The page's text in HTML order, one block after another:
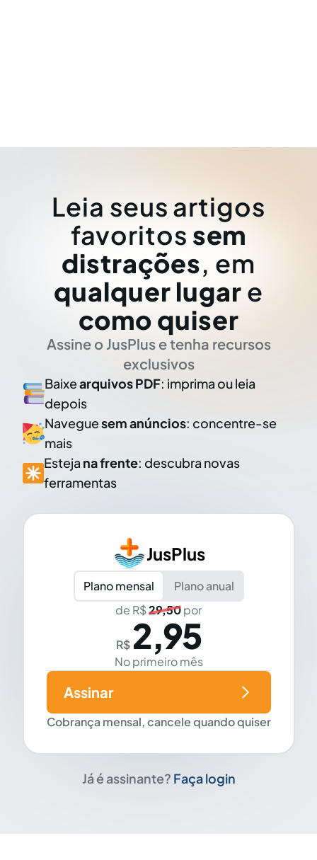
Leia seus artigos
favoritos sem
distrações, em
qualquer lugar e
como quiser
Assine o JusPlus e tenha recursos
exclusivos
Baixearquivos PDF: imprima ou leia
depois
Naveguesem anúncios: concentre-se
mais
Esteja na frente: descubra novas
ferramentas
JusPlus
Plano mensal
Plano anual
de R$29,50por
R$ 2,95
No primeiro mês
Cobrança mensal, cancele quando quiser
Assinar
Já é assinante? Faça login